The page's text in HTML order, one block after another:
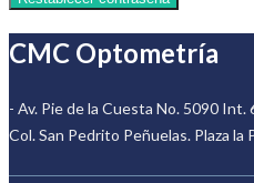
CMC Optometría
- Av. Pie de la Cuesta No. 5090 Int.
Col. San Pedrito Peñuelas. Plaza la